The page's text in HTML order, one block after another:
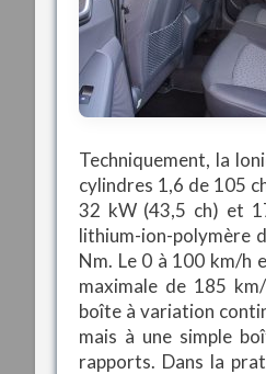
Techniquement, la
cylindres 1,6 de 105
32 kW (43,5 ch) et
lithium-ion-polymère
Nm. Le 0 à 100 km/h
maximale de 185
boîte à variation
mais à une simple
rapports. Dans la